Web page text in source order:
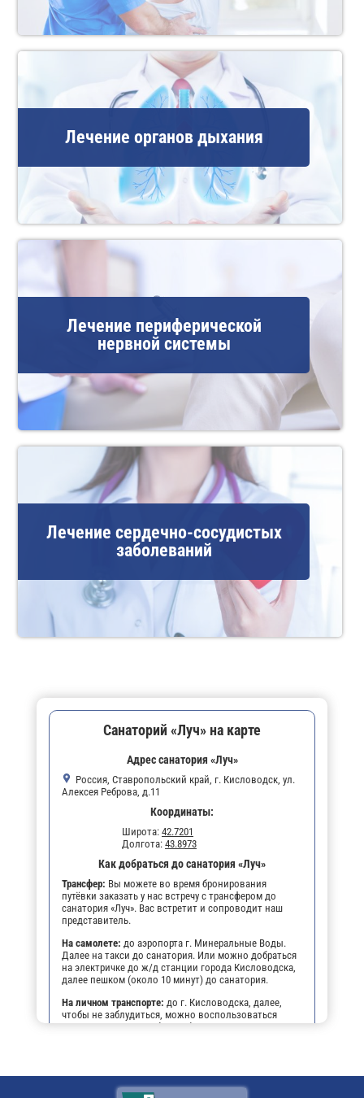
Лечение органов дыхания
Лечение периферической
нервной системы
Лечение сердечно-сосудистых
заболеваний
Санаторий «Луч» на карте
Адрес санатория «Луч»
Россия, Ставропольский край, г. Кисловодск, ул.
Алексея Реброва, д.11
Координаты:
Широта: 42.7201
Долгота: 43.8973
Как добраться до санатория «Луч»
Трансфер: Вы можете во время бронирования
путёвки заказать у нас встречу с трансфером до
санатория «Луч». Вас встретит и сопроводит наш
представитель.
На самолете: до аэропорта г. Минеральные Воды.
Далее на такси до санатория. Или можно добраться
на электричке до ж/д станции города Кисловодска,
далее пешком (около 10 минут) до санатория.
На личном транспорте: до г. Кисловодска, далее,
чтобы не заблудиться, можно воспользоваться
навигатором. По прибытии будет возможность
пешком (около 10 минут) до санатория, или на
маршрутном такси.